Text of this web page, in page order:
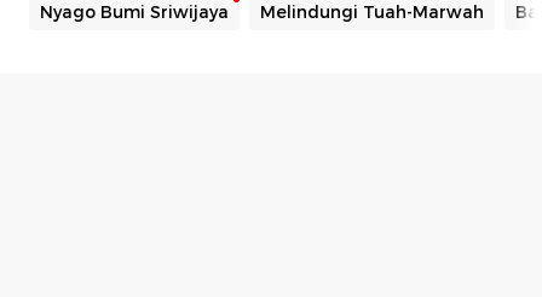
Nyago Bumi Sriwijaya Melindungi Tuah-Marwah